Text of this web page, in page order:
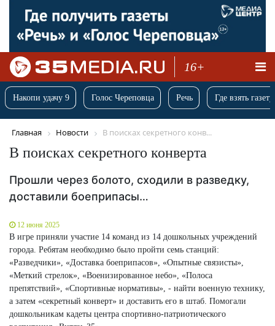
16+
Накопи удачу 9 Голос Череповца Речь Где взять
Главная Новости В поисках секретного конв...
В поисках секретного конверта
Прошли через болото, сходили в разведку,
доставили боеприпасы…
12 июня 2025
В игре приняли участие 14 команд из 14 дошкольных учреждений
города. Ребятам необходимо было пройти семь станций:
«Разведчики», «Доставка боеприпасов», «Опытные связисты»,
«Меткий стрелок», «Военизированное небо», «Полоса
препятствий», «Спортивные нормативы», - найти военную технику,
а затем «секретный конверт» и доставить его в штаб. Помогали
дошкольникам кадеты центра спортивно-патриотического